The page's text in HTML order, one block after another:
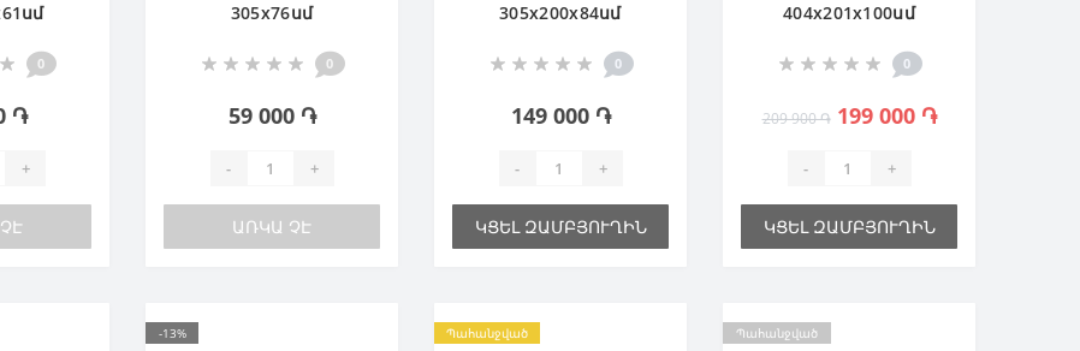
0
֏
+
305х76սմ
0
59 000 ֏
- +
ԱՌԿԱ ՉԷ
305х200х84սմ
0
149 000 ֏
- +
ԿՑԵԼ ԶԱՄԲՅՈՒՂԻՆ
404х201х100սմ
0
209 900 ֏ 199 000 ֏
- +
ԿՑԵԼ ԶԱՄԲՅՈՒՂԻՆ
-13% Պահանջված Պահանջված